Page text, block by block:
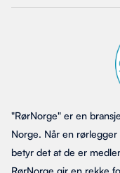
"RørNorge" er en
Norge. Når en
betyr det at de er